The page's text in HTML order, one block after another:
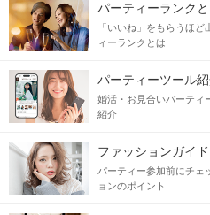
出会い
どんなときも自分のこと
小さな約束も忘れな
パーティーランク
「いいね」をもらうほ
ィーランクとは
パーティーツール
婚活・お見合いパーティ
紹介
ファッションガイド
パーティー参加前にチェ
ョンのポイント